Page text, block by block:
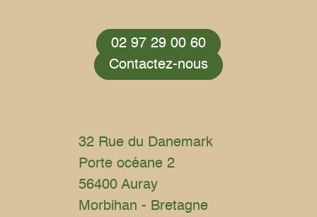
02 97 29 00 60
Contactez-nous
32 Rue du Danemark
Porte océane 2
56400 Auray
Morbihan - Bretagne